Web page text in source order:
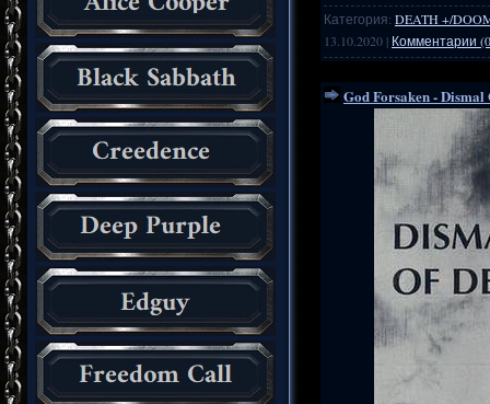
Категория: DEATH +/
13.10.2020 | Комментарии
God Forsaken -